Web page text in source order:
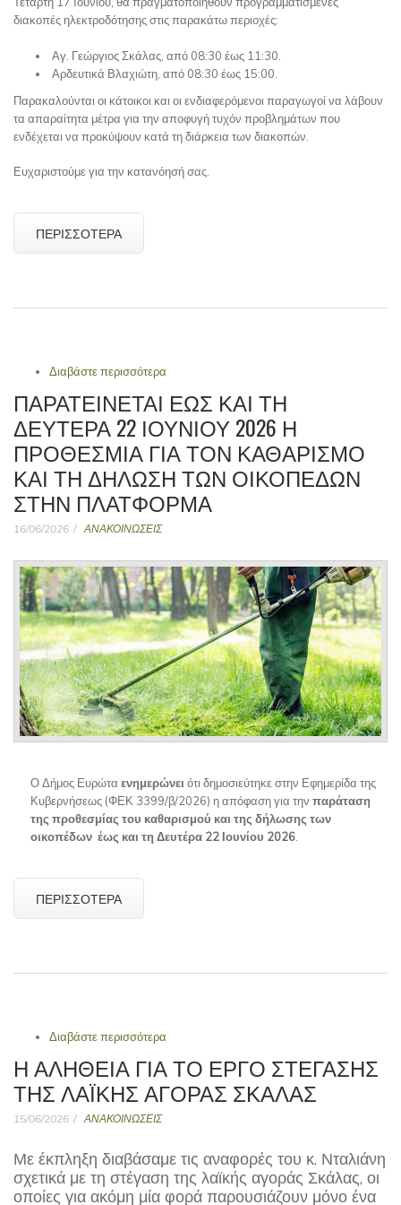
διακοπές ηλεκτροδότησης στις παρακάτω περιοχές:
Αγ. Γεώργιος Σκάλας, από 08:30 έως 11:30.
Αρδευτικά Βλαχιώτη, από 08:30 έως 15:00.
Παρακαλούνται οι κάτοικοι και οι ενδιαφερόμενοι παραγωγοί να λάβουν
τα απαραίτητα μέτρα για την αποφυγή τυχόν προβλημάτων που
ενδέχεται να προκύψουν κατά τη διάρκεια των διακοπών.
Ευχαριστούμε για την κατανόησή σας.
ΠΕΡΙΣΣΌΤΕΡΑ
Διαβάστε περισσότερα
ΠΑΡΑΤΕΊΝΕΤΑΙ ΈΩΣ ΚΑΙ ΤΗ
ΔΕΥΤΈΡΑ 22 ΙΟΥΝΊΟΥ 2026 Η
ΠΡΟΘΕΣΜΊΑ ΓΙΑ ΤΟΝ ΚΑΘΑΡΙΣΜΌ
ΚΑΙ ΤΗ ΔΉΛΩΣΗ ΤΩΝ ΟΙΚΟΠΈΔΩΝ
ΣΤΗΝ ΠΛΑΤΦΌΡΜΑ
16/06/2026 ΑΝΑΚΟΙΝΩΣΕΙΣ
Ο Δήμος Ευρώτα ενημερώνει ότι δημοσιεύτηκε στην Εφημερίδα της
Κυβερνήσεως (ΦΕΚ 3399/β/2026) η απόφαση για την παράταση
της προθεσμίας του καθαρισμού και της δήλωσης των
οικοπέδων έως και τη Δευτέρα 22 Ιουνίου 2026.
ΠΕΡΙΣΣΌΤΕΡΑ
Διαβάστε περισσότερα
και τη δήλωση των οικοπέδων στην
πλατφόρμα
Η ΑΛΉΘΕΙΑ ΓΙΑ ΤΟ ΈΡΓΟ ΣΤΈΓΑΣΗΣ
ΤΗΣ ΛΑΪΚΉΣ ΑΓΟΡΆΣ ΣΚΆΛΑΣ
15/06/2026 ΑΝΑΚΟΙΝΩΣΕΙΣ
Με έκπληξη διαβάσαμε τις αναφορές του κ. Νταλιάνη
σχετικά με τη στέγαση της λαϊκής αγοράς Σκάλας, οι
οποίες για ακόμη μία φορά παρουσιάζουν μόνο ένα